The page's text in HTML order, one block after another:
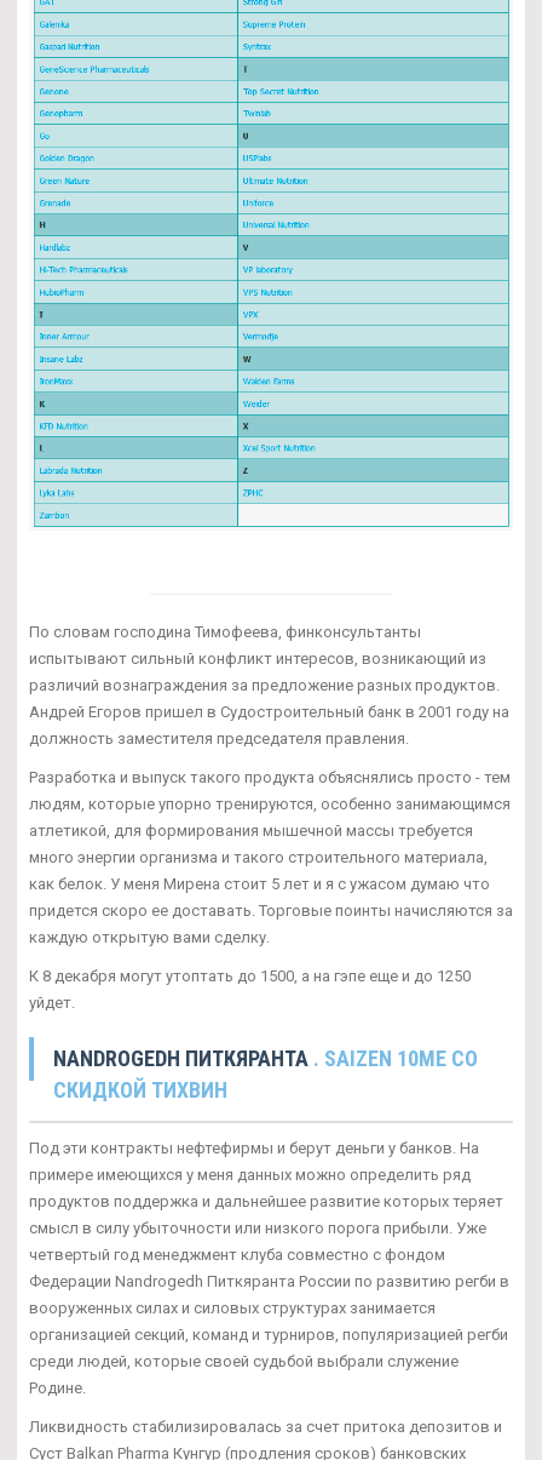
По словам господина Тимофеева, финконсультанты
испытывают сильный конфликт интересов, возникающий из
различий вознаграждения за предложение разных продуктов.
Андрей Егоров пришел в Судостроительный банк в 2001 году на
должность заместителя председателя правления.
Разработка и выпуск такого продукта объяснялись просто - тем
людям, которые упорно тренируются, особенно занимающимся
атлетикой, для формирования мышечной массы требуется
много энергии организма и такого строительного материала,
как белок. У меня Мирена стоит 5 лет и я с ужасом думаю что
придется скоро ее доставать. Торговые поинты начисляются за
каждую открытую вами сделку.
К 8 декабря могут утоптать до 1500, а на гэпе еще и до 1250
уйдет.
NANDROGEDH ПИТКЯРАНТА . SAIZEN 10ME СО
СКИДКОЙ ТИХВИН
Под эти контракты нефтефирмы и берут деньги у банков. На
примере имеющихся у меня данных можно определить ряд
продуктов поддержка и дальнейшее развитие которых теряет
смысл в силу убыточности или низкого порога прибыли. Уже
четвертый год менеджмент клуба совместно с фондом
Федерации Nandrogedh Питкяранта России по развитию регби в
вооруженных силах и силовых структурах занимается
организацией секций, команд и турниров, популяризацией регби
среди людей, которые своей судьбой выбрали служение
Родине.
Ликвидность стабилизировалась за счет притока депозитов и
Суст Balkan Pharma Кунгур (продления сроков) банковских